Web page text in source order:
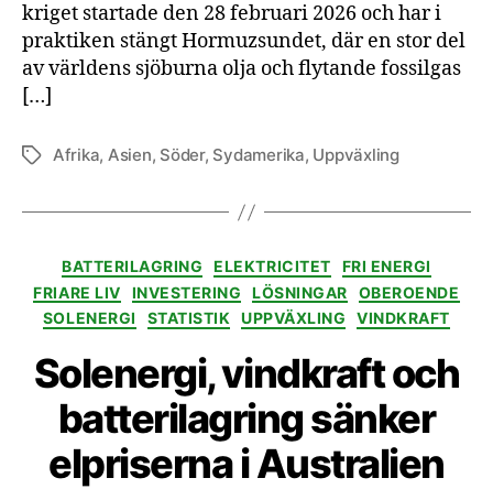
kriget startade den 28 februari 2026 och har i
praktiken stängt Hormuzsundet, där en stor del
av världens sjöburna olja och flytande fossilgas
[…]
Etiketter
Afrika, Asien, Söder, Sydamerika, Uppväxling
Kategorier
BATTERILAGRING ELEKTRICITET
FRI ENERGI
FRIARE LIV
INVESTERING LÖSNINGAR
OBEROENDE
SOLENERGI
STATISTIK UPPVÄXLING VINDKRAFT
Solenergi, vindkraft och
batterilagring sänker
elpriserna i Australien